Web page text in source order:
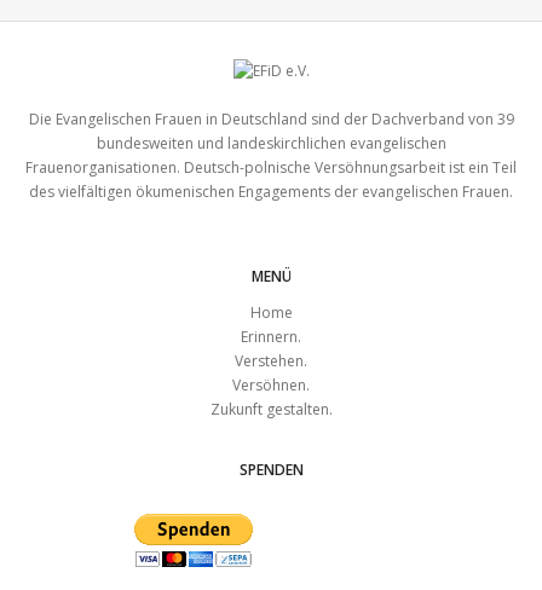
Die Evangelischen Frauen in Deutschland sind der Dachverband von 39
bundesweiten und landeskirchlichen evangelischen
Frauenorganisationen. Deutsch-polnische Versöhnungsarbeit ist ein Teil
des vielfältigen ökumenischen Engagements der evangelischen Frauen.
MENÜ
Home
Erinnern.
Verstehen.
Versöhnen.
Zukunft gestalten.
SPENDEN